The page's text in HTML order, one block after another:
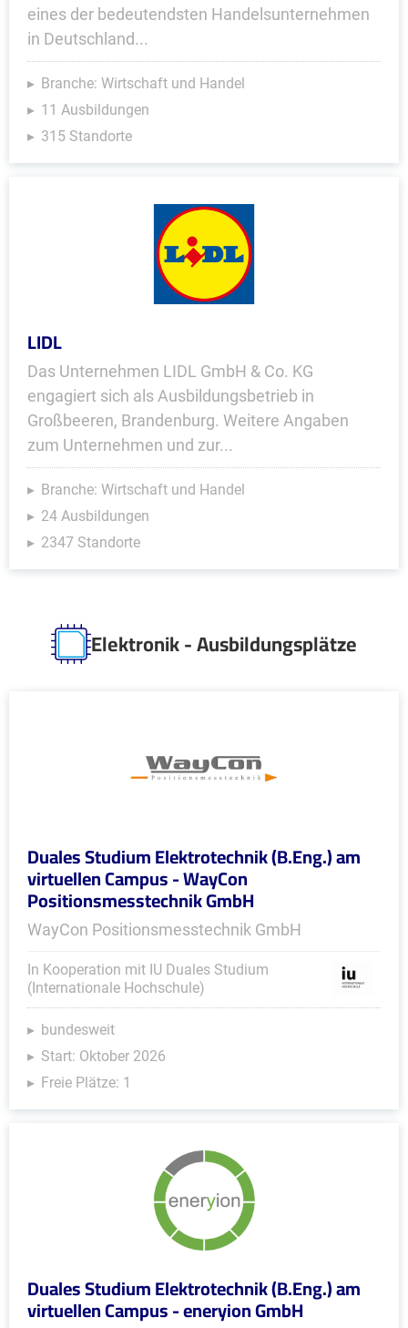
eines der bedeutendsten Handelsunternehmen
in Deutschland...
Branche: Wirtschaft und Handel
11 Ausbildungen
315 Standorte
LIDL
Das Unternehmen LIDL GmbH & Co. KG
engagiert sich als Ausbildungsbetrieb in
Großbeeren, Brandenburg. Weitere Angaben
zum Unternehmen und zur...
Branche: Wirtschaft und Handel
24 Ausbildungen
2347 Standorte
Elektronik - Ausbildungsplätze
Duales Studium Elektrotechnik (B.Eng.) am
virtuellen Campus - WayCon
Positionsmesstechnik GmbH
WayCon Positionsmesstechnik GmbH
In Kooperation mit IU Duales Studium
(Internationale Hochschule)
bundesweit
Start: Oktober 2026
Freie Plätze: 1
Duales Studium Elektrotechnik (B.Eng.) am
virtuellen Campus - eneryion GmbH